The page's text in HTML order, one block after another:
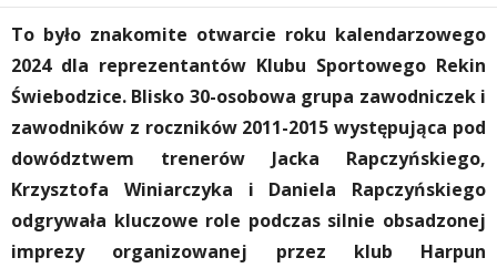
To było znakomite otwarcie roku kalendarzowego
2024 dla reprezentantów Klubu Sportowego Rekin
Świebodzice. Blisko 30-osobowa grupa zawodniczek i
zawodników z roczników 2011-2015 występująca pod
dowództwem trenerów Jacka Rapczyńskiego,
Krzysztofa Winiarczyka i Daniela Rapczyńskiego
odgrywała kluczowe role podczas silnie obsadzonej
imprezy organizowanej przez klub Harpun